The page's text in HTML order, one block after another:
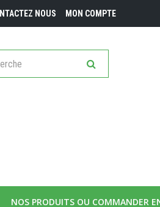
NOUS MON COMPTE
NOS PRODUITS OU COMMANDER